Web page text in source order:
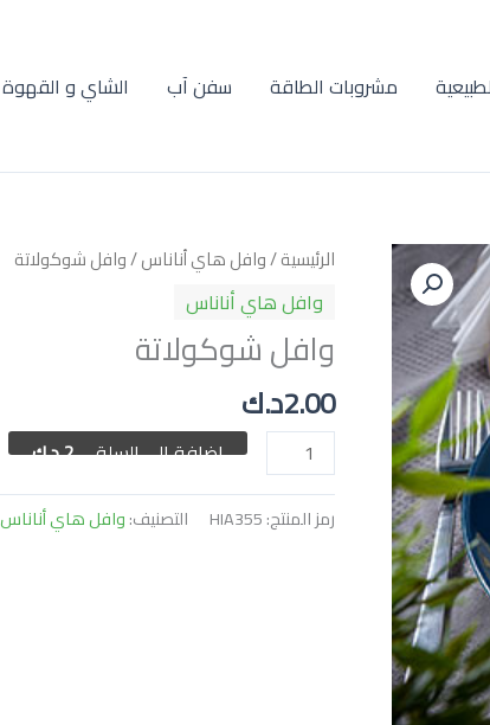
مشروبات الطاقة سفن آب الشاي و القهوة
الرئيسية/وافل هاي أناناس/ وافل شوكولاتة
وافل هاي أناناس
وافل شوكولاتة
د.ك2.00
كمية
وافل
شوكولاتة
إضافة إلى السلة 2 د.ك
رمز المنتج:HIA355 التصنيف:وافل هاي أناناس